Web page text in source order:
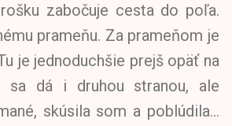
zabočuje cesta do poľa.
prameňu. Za prameňom je
je jednoduchšie prejš opäť na
sa dá i druhou stranou, ale
skúsila som a poblúdila...